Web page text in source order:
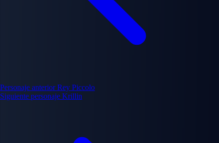
Personaje anterior Rey Piccolo
Siguiente personaje Krillin